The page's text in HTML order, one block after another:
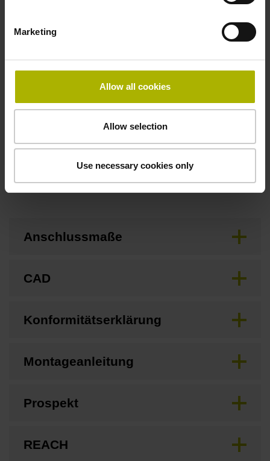
Marketing
Allow all cookies
Allow selection
Use necessary cookies only
Elektrischer Anschluss
Downloads / CAD / Montage
Anschlussmaße
CAD
Konformitätserklärung
Montageanleitung
Prospekt
REACH